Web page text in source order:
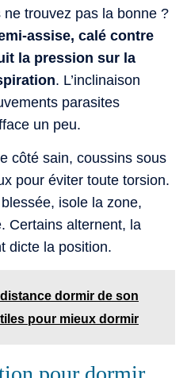
trouvez pas la bonne ?
assise, calé contre
la pression sur la
. L’inclinaison
parasites
un peu.
côté sain, coussins sous
pour éviter toute torsion.
isole la zone,
Certains alternent, la
dicte la position.
dormir de son
pour mieux dormir